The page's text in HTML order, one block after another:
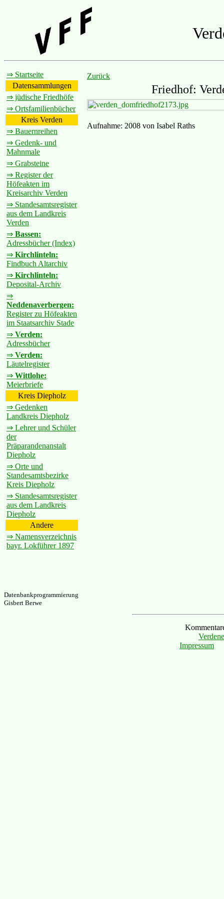
⇒ Startseite
Datensammlungen
⇒ jüdische Friedhöfe
⇒ Ortsfamilienbücher
Kreis Verden
⇒ Bauernreihen
⇒ Gedenk- und
Mahnmale
⇒ Grabsteine
⇒ Register der
Höfeakten im
Kreisarchiv Verden
⇒ Standesamtsregister
aus dem Landkreis
Verden
⇒ Bassen:
Adressbücher (Index)
⇒ Kirchlinteln:
Findbuch Altarchiv
⇒ Kirchlinteln:
Deposital-Archiv
⇒
Neddenaverbergen:
Register zu Höfeakten
im Staatsarchiv Stade
⇒ Verden:
Adressbücher
⇒ Verden:
Läutelregister
⇒ Wittlohe:
Meierbriefe
Kreis Diepholz
⇒ Gedenken
Landkreis Diepholz
⇒ Lehrer und Schüler
der
Präparandenanstalt
Diepholz
⇒ Orte und
Standesamtsbezirke
Kreis Diepholz
⇒ Standesamtsregister
aus dem Landkreis
Diepholz
Andere
⇒ Namensverzeichnis
bayr. Lokführer 1897
Zurück
Friedhof:
Aufnahme: 2008 von Isabel Raths
Datenbankprogrammierung
Gisbert Berwe
Impressum